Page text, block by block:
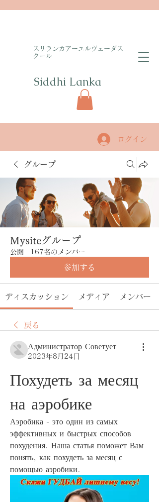
​スリランカアーユルヴェーダス
クール
Siddhi Lanka​
ログイン
グループ
Mysiteグループ
公開 · 167名のメンバー
参加する
ディスカッション メディア メンバー
戻る
Администратор Советует
2023年8月24日
Похудеть за месяц
на аэробике
Аэробика - это один из самых
эффективных и быстрых способов
похудения. Наша статья поможет Вам
понять, как похудеть за месяц с
помощью аэробики.